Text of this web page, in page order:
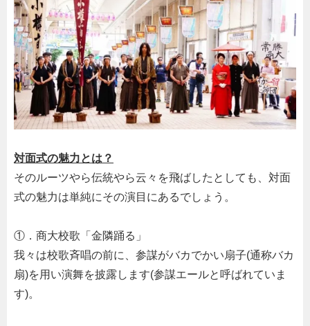
対面式の魅力とは？
そのルーツやら伝統やら云々を飛ばしたとしても、対面
式の魅力は単純にその演目にあるでしょう。
①．商大校歌「金隣踊る」
我々は校歌斉唱の前に、参謀がバカでかい扇子(通称バカ
扇)を用い演舞を披露します(参謀エールと呼ばれていま
す)。